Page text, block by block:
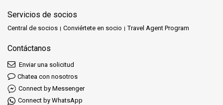
Servicios de socios
Central de socios Conviértete en socio Travel Agent Program
Contáctanos
Enviar una solicitud
Chatea con nosotros
Connect by Messenger
Connect by WhatsApp